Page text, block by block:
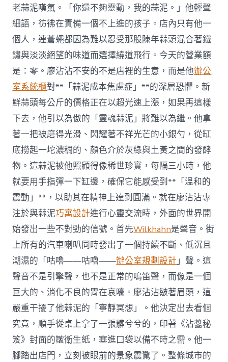
老蒜泥嘆氣。「你還不夠靈動，我的蒜泥。」他輕聲
細語，彷彿在責備一個不上進的孩子。店內只有他一
個人，連蒼蠅都因為難以忍受那股陳年蒜頭混合著鐵
鏽與淡淡絕望的味道而選擇繞道飛行。今天的營業額
是：零。廖沾沾不安的不是店裡的生意，而是他辦公
室系統櫃對**「蒜泥成本焦慮症」**的深層恐懼。新
鮮蒜頭每公斤的價格正在以超光速上漲，如果再這樣
下去，他引以為傲的「靈魂蒜泥」將難以為繼。他拿
著一把被磨得光滑、閃耀著不祥光芒的小銀勺，從缸
底撈起一坨濃稠的、顏色介於灰綠與土黃之間的發酵
物。這蒜泥被他照顧得像稀世珍寶，每隔三小時，他
就要用手指彈一下缸邊，確保它能感受到**「溫和的
震動」**，以助其在精神上達到圓滿。就在廖沾沾專
注於與蒜泥巧寓設計進行心靈交流時，外面的世界開
始發出一些不對勁的信號。首先Wilkhahn是聲音。街
上所有的汽車喇叭同時發出了一個持續不斷、低沉且
潮濕的「咕嚕——咕嚕——辦公室規劃設計」聲。這
聲音不是引擎聲，也不是正常的鳴笛聲，而像是一個
巨大的、消化不良的胃在哀嚎。廖沾沾皺著眉頭，這
嚴重干擾了他蒜泥的「寧靜冥想」。他決定出去看個
究竟，順手從桌上拿了一張髒兮兮的，印著《沾醬秘
笈》封面的皺衛生紙，塞進口袋以備不時之需。他一
腳踏出店門，立刻被眼前的景象震驚了。整條城市的